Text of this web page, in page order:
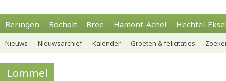
Beringen Bocholt Bree Hamont-Achel Hechtel-
Nieuws Nieuwsarchief Kalender Groeten & felicitaties
Lommel